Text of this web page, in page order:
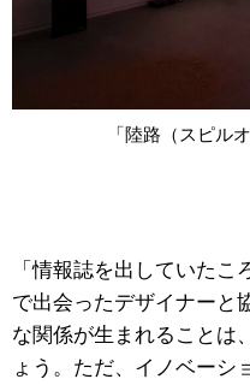
「陸路（スピル
「情報誌を出していた
で出会ったデザイナーと
な関係が生まれることは
ょう。ただ、イノベーシ